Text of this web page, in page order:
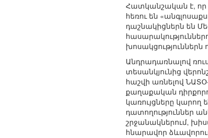
Հատկանշական է, որ
հեռու են
դաշնակիցներն են
խոսակցություններն
Անդրադառնալով
տեսանկյունից
հաշվի առնելով
քաղաքական
կառույցները
դատողություններ
շրջանակներում,
հնարավոր